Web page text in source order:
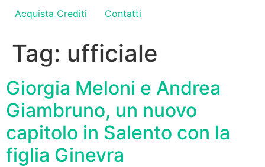
Acquista Crediti
Contatti
Tag: ufficiale
Giorgia Meloni e Andrea
Giambruno, un nuovo
capitolo in Salento con la
figlia Ginevra